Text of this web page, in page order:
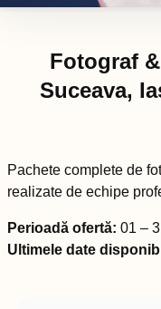
Fotograf
Suceava,
Pachete complete de
realizate de echipe
Perioadă ofertă: 01 –
Ultimele date